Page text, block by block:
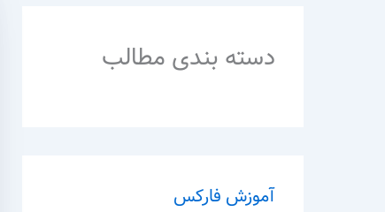
دسته بندی مطالب
آموزش فارکس